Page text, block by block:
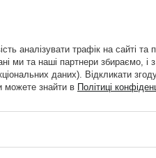
саліциловою
аналізувати трафік на сайті та
ми та наші партнери збираємо,
даних). Відкликати
можете знайти в Політиці